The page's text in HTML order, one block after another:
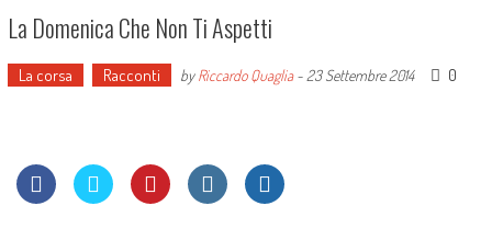
La Domenica Che Non Ti Aspetti
La corsa Racconti byRiccardo Quaglia- 23 Settembre 2014 0